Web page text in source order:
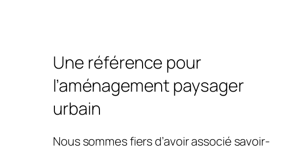
Une référence pour
l’aménagement paysager
urbain
Nous sommes fiers d’avoir associé savoir-